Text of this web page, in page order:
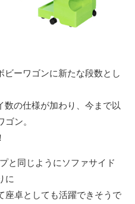
ビーワゴンに新たな段数とし
数の仕様が加わり、今まで以
ン。
と同じようにソファサイド
に
座卓としても活躍できそうで